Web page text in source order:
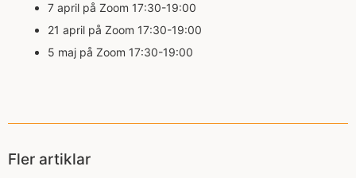
7 april på Zoom 17:30-19:00
21 april på Zoom 17:30-19:00
5 maj på Zoom 17:30-19:00
Fler artiklar